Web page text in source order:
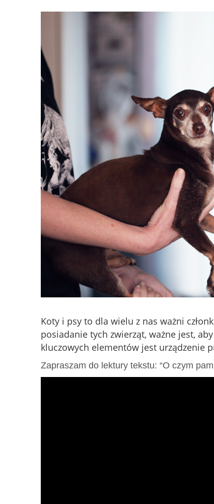
Koty i psy to dla wielu z nas ważni
posiadanie tych zwierząt, ważne jest,
kluczowych elementów jest urządzenie
Zapraszam do lektury tekstu: “O czym